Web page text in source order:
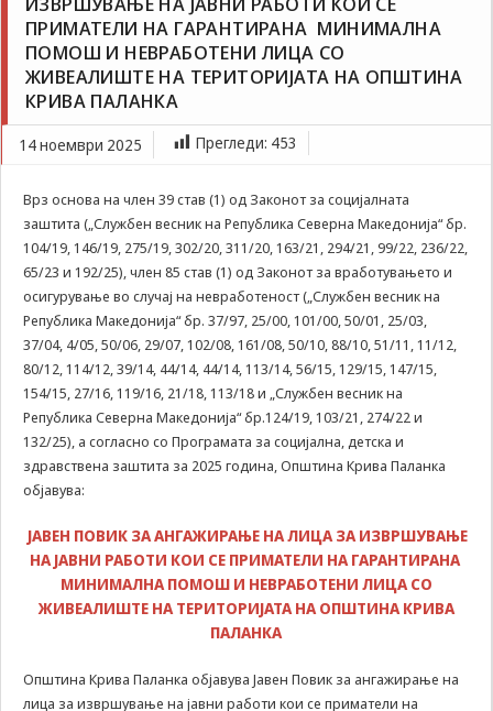
ПРИМАТЕЛИ НА ГАРАНТИРАНА МИНИМАЛНА
ПОМОШ И НЕВРАБОТЕНИ ЛИЦА СО
ЖИВЕАЛИШТЕ НА ТЕРИТОРИЈАТА НА ОПШТИНА
КРИВА ПАЛАНКА
14 ноември 2025 Прегледи: 453
ЈАВЕН ПОВИК ЗА АНГАЖИРАЊЕ НА ЛИЦА ЗА
ИЗВРШУВАЊЕ НА ЈАВНИ РАБОТИ КОИ СЕ ПРИМАТЕЛИ
НА ГАРАНТИРАНА МИНИМАЛНА ПОМОШ И
НЕВРАБОТЕНИ ЛИЦА СО ЖИВЕАЛИШТЕ НА
ТЕРИТОРИЈАТА НА ОПШТИНА КРИВА ПАЛАНКА
Врз основа на член 39 став (1) од Законот за социјалната
заштита („Службен весник на Република Северна Македонија“ бр.
104/19, 146/19, 275/19, 302/20, 311/20, 163/21, 294/21, 99/22, 236/22,
65/23 и 192/25), член 85 став (1) од Законот за вработувањето и
осигурување во случај на невработеност („Службен весник на
Република Македонија“ бр. 37/97, 25/00, 101/00, 50/01, 25/03,
37/04, 4/05, 50/06, 29/07, 102/08, 161/08, 50/10, 88/10, 51/11, 11/12,
80/12, 114/12, 39/14, 44/14, 44/14, 113/14, 56/15, 129/15, 147/15,
154/15, 27/16, 119/16, 21/18, 113/18 и „Службен весник на
Република Северна Македонија“ бр.124/19, 103/21, 274/22 и
132/25), а согласно со Програмата за социјална, детска и
здравствена заштита за 2025 година, Општина Крива Паланка
објавува:
ЈАВЕН ПОВИК ЗА АНГАЖИРАЊЕ НА ЛИЦА ЗА ИЗВРШУВАЊЕ
НА ЈАВНИ РАБОТИ КОИ СЕ ПРИМАТЕЛИ НА ГАРАНТИРАНА
МИНИМАЛНА ПОМОШ И НЕВРАБОТЕНИ ЛИЦА СО
ЖИВЕАЛИШТЕ НА ТЕРИТОРИЈАТА НА ОПШТИНА КРИВА
ПАЛАНКА
Општина Крива Паланка објавува Јавен Повик за ангажирање на
лица за извршување на јавни работи кои се приматели на
Задолжителни
Сесиските
колачиња се
привремени
зачувуваат во
датотеката на
Вашиот интернет
пребарувач
додека не ја
завршите сесијата
на него. Овие
колачиња се
задолжителни за
одредени
апликации или
функционалности
на нашата веб-
страница за
нејзина правилна
работа.Сесиските
да Ви
овозможиме да
услугите кои сте
ги побарале
преку нашата веб
овие колачиња,
услугите кои сте